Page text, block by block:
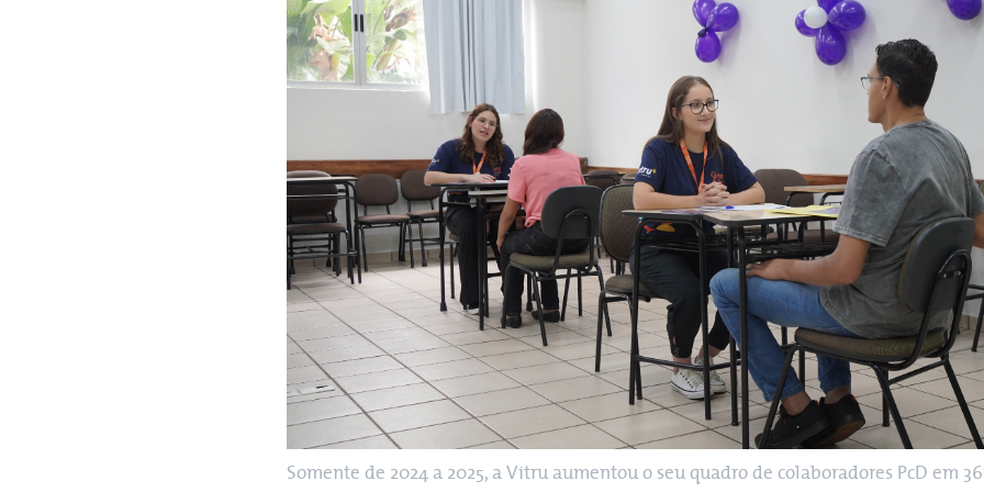
Somente de 2024 a 2025, a Vitru aumentou o seu quadro de colaboradores PcD em